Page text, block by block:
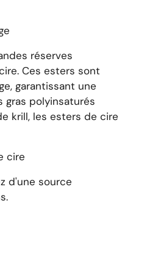
réserves
Ces esters sont
garantissant une
gras polyinsaturés
krill, les esters de cire
cire
d'une source
.